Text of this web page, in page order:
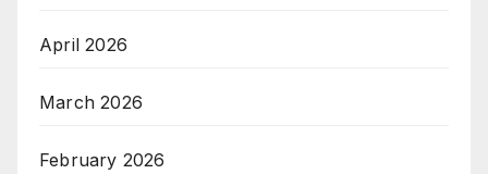
April 2026
March 2026
February 2026